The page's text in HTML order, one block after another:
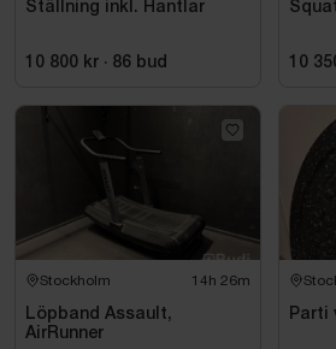
Ställning inkl. Hantlar
10 800 kr · 86 bud 10
Stockholm 14h 26m
Löpband Assault,
AirRunner
Parti